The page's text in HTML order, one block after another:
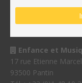
Enfance et
17 rue Etienne Marcel
93500 Pantin